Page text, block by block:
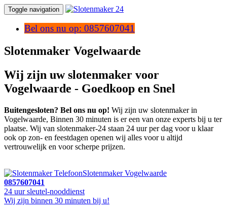
Toggle navigation
Bel ons nu op: 0857607041
Slotenmaker Vogelwaarde
Wij zijn uw slotenmaker voor
Vogelwaarde - Goedkoop en Snel
Buitengesloten? Bel ons nu op! Wij zijn uw slotenmaker in
Vogelwaarde, Binnen 30 minuten is er een van onze experts bij u ter
plaatse. Wij van slotenmaker-24 staan 24 uur per dag voor u klaar
ook op zon- en feestdagen openen wij alles voor u altijd
vertrouwelijk en voor scherpe prijzen.
Slotenmaker Vogelwaarde
0857607041
24 uur sleutel-nooddienst
Wij zijn binnen 30 minuten bij u!